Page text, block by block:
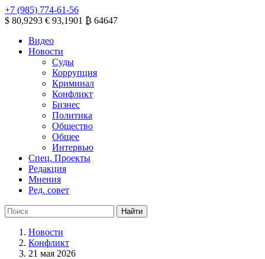
+7 (985) 774-61-56
$ 80,9293 € 93,1901 ₿ 64647
Видео
Новости
Суды
Коррупция
Криминал
Конфликт
Бизнес
Политика
Общество
Общее
Интервью
Спец. Проекты
Редакция
Мнения
Ред. совет
Новости
Конфликт
21 мая 2026